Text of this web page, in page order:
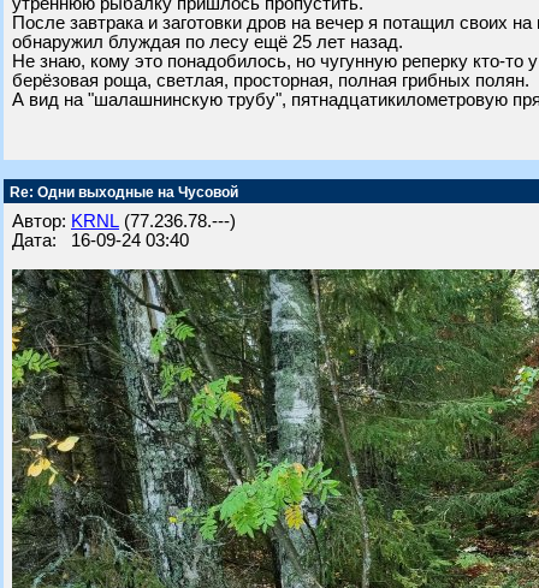
После завтрака и заготовки дров на вечер я потащил своих
обнаружил блуждая по лесу ещё 25 лет назад.
Не знаю, кому это понадобилось, но чугунную реперку кто-
берёзовая роща, светлая, просторная, полная грибных полян.
А вид на "шалашнинскую трубу", пятнадцатикилометровую
Re: Одни выходные на Чусовой
Автор: KRNL (77.236.78.---)
Дата: 16-09-24 03:40